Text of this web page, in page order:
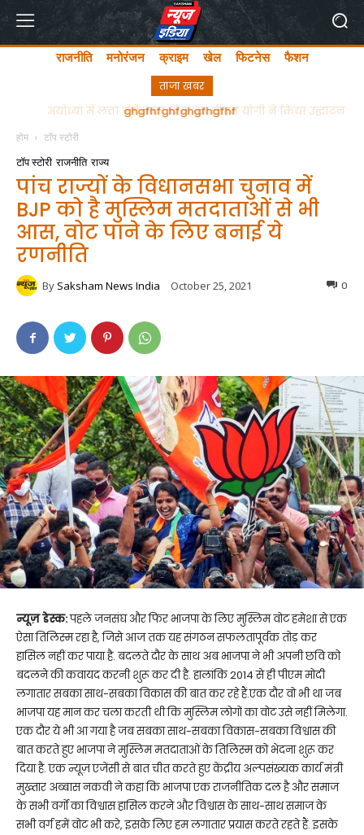
राजनीति मनोरंजन क्राइम खेल फिटनेस फैशन
ताजा खबर
अयोध्या में लता मंगेशकर चौक का सीएम योगी ने किया उद्घाटन
होम टॉप स्टोरी
टॉप स्टोरी राजनीति राज्य
पांच राज्यों के विधानसभा चुनाव में
BJP को है मुस्लिम मतदाताओं से भी
आस, वोट पाने के लिए बनाई ये
रणनीति
By Saksham News India October 25, 2021 0
न्यूज़ डेस्क:पहले जनसंघ और फिर भाजपा के लिए मुस्लिम वोट हमेशा से एक
ऐसा तिलिस्म रहा है, जिसे आज तक यह संगठन सफलतापूर्वक तोड़ कर
हासिल नहीं कर पाया है. बदलते दौर के साथ अब भाजपा ने भी अपनी छवि को
बदलने की कवायद करनी शुरू कर दी है. हालांकि 2014 से ही पीएम मोदी
लगातार सबका साथ-सबका विकास की बात कर रहे हैं.एक दौर वो भी था जब
भाजपा यह मान कर चला करती थी कि मुस्लिम लोगों का वोट उसे नहीं मिलेगा.
एक दौर ये भी आ गया है जब सबका साथ-सबका विकास-सबका विश्वास की
बात करते हुए भाजपा ने मुस्लिम मतदाताओं के तिलिस्म को भेदना शुरू कर
दिया है. एक न्यूज़ एजेंसी से बात चीत करते हुए केंद्रीय अल्पसंख्यक कार्य मंत्री
मुख्तार अब्बास नकवी ने कहा कि भाजपा एक राजनीतिक दल है और समाज
के सभी वर्गों का विश्वास हासिल करने और विश्वास के साथ-साथ समाज के
सभी वर्ग हमें वोट भी करे, इसके लिए हम लगातार प्रयास करते रहते हैं. इसके